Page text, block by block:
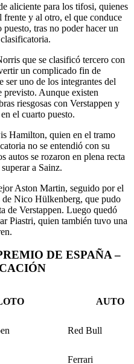
aliciente para los tifosi, quienes
frente y al otro, el que conduce
tras no poder hacer un
que se clasificó tercero con
un complicado fin de
ser uno de los integrantes del
previsto. Aunque existen
riesgosas con Verstappen y
el cuarto puesto.
Hamilton, quien en el tramo
no se entendió con su
autos se rozaron en plena recta
a Sainz.
Aston Martin, seguido por el
Nico Hülkenberg, que pudo
de Verstappen. Luego quedó
Piastri, quien también tuvo una
DE ESPAÑA –
AUTO
Red Bull
Ferrari